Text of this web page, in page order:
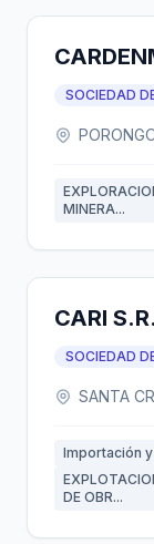
SOCIEDAD
MINERA...
CARI
SOCIEDAD
SANTA
Importación
DE OBR...